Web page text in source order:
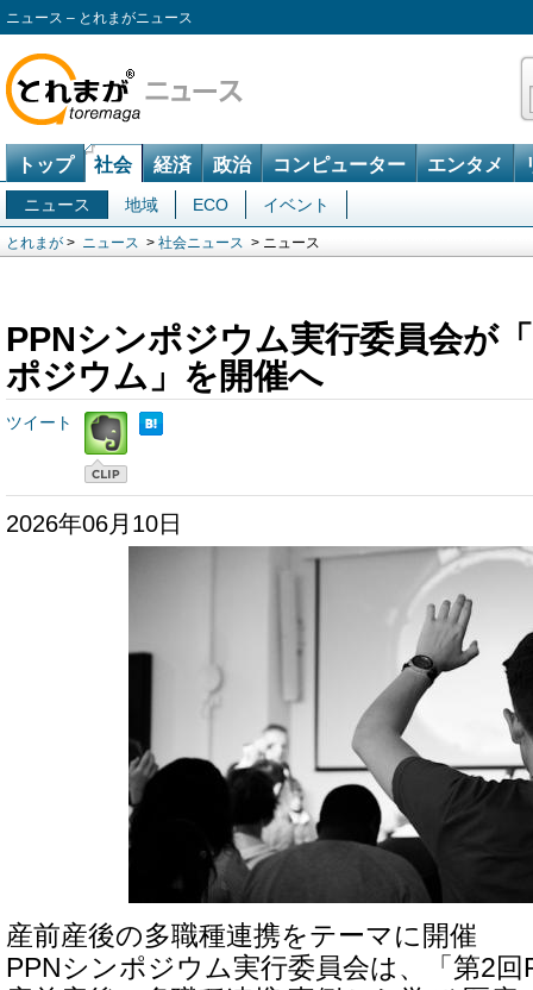
ニュース – とれまがニュース
トップ 社会 経済 政治 コンピューター エンタメ
ニュース 地域 ECO イベント
とれまが > ニュース > 社会ニュース > ニュース
PPNシンポジウム実行委員会が
ポジウム」を開催へ
ツイート
2026年06月10日
産前産後の多職種連携をテーマに開催
PPNシンポジウム実行委員会は、「第2